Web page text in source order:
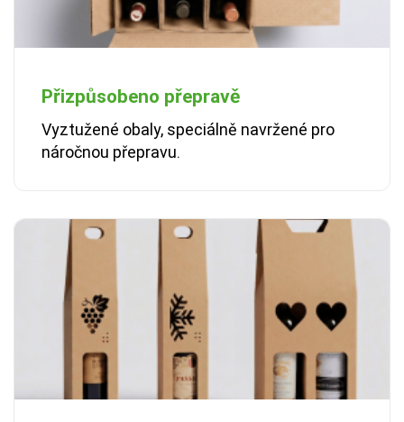
Přizpůsobeno přepravě
Vyztužené obaly, speciálně navržené pro
náročnou přepravu.